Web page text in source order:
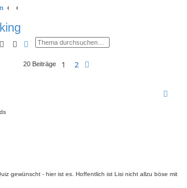
SucheErweiterte Suche
20 Beiträge 1 2
gewünscht - hier ist es. Hoffentlich ist Lisi nicht allzu böse mit